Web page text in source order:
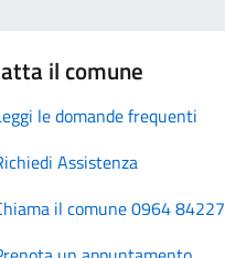
il comune
le domande frequenti
Assistenza
il comune 0964 84227